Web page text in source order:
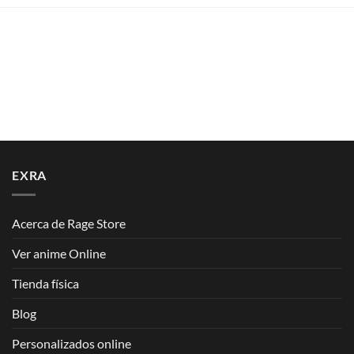
EXRA
Acerca de Rage Store
Ver anime Online
Tienda física
Blog
Personalizados online